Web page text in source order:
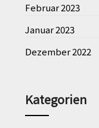
Februar 2023
Januar 2023
Dezember 2022
Kategorien